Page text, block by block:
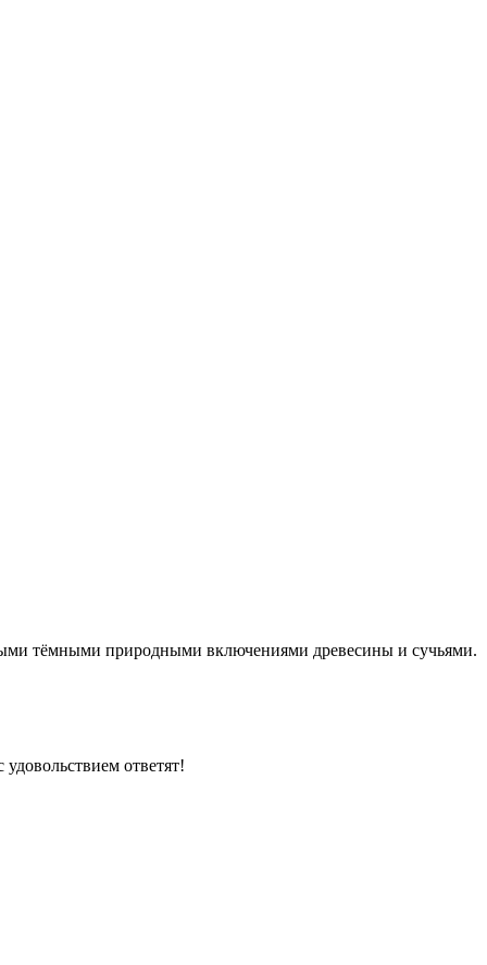
тёмными природными включениями древесины и сучьями.
ответят!